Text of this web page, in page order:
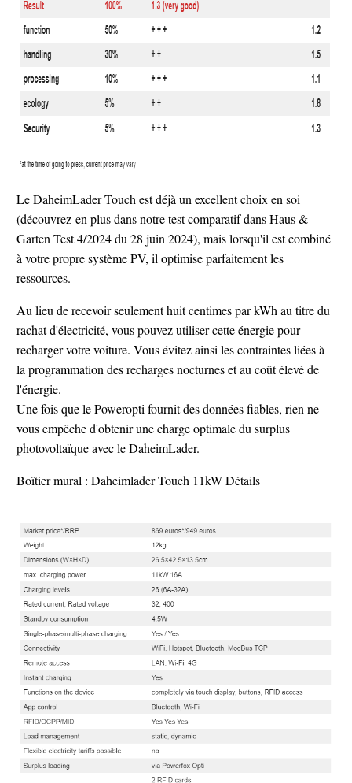
Le DaheimLader Touch est déjà un excellent choix en soi
(découvrez-en plus dans notre test comparatif dans Haus &
Garten Test 4/2024 du 28 juin 2024), mais lorsqu'il est combiné
à votre propre système PV, il optimise parfaitement les
ressources.
Au lieu de recevoir seulement huit centimes par kWh au titre du
rachat d'électricité, vous pouvez utiliser cette énergie pour
recharger votre voiture. Vous évitez ainsi les contraintes liées à
la programmation des recharges nocturnes et au coût élevé de
l'énergie.
Une fois que le Poweropti fournit des données fiables, rien ne
vous empêche d'obtenir une charge optimale du surplus
photovoltaïque avec le DaheimLader.
Boîtier mural : Daheimlader Touch 11kW Détails